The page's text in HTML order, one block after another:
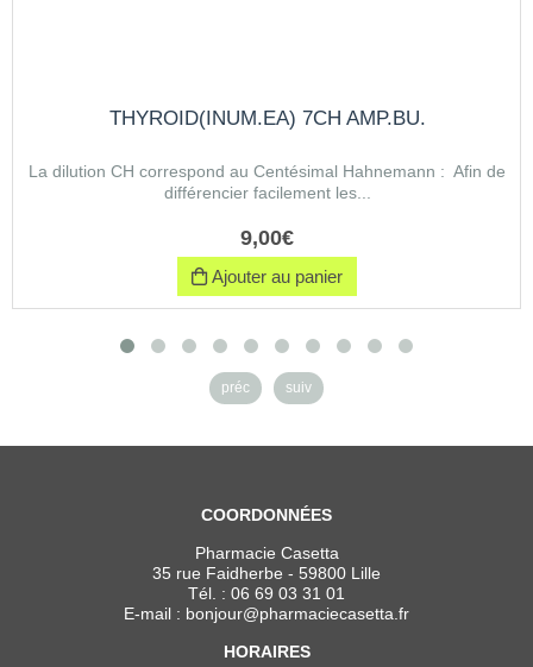
THYROID(INUM.EA) 7CH AMP.BU.
La dilution CH correspond au Centésimal Hahnemann : Afin de
différencier facilement les...
9,00€
Ajouter au panier
préc suiv
COORDONNÉES
Pharmacie Casetta
35 rue Faidherbe - 59800 Lille
Tél. : 06 69 03 31 01
E-mail : bonjour@pharmaciecasetta.fr
HORAIRES